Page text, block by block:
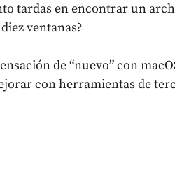
tardas en encontrar un
ventanas?
de “nuevo” con
con herramientas de